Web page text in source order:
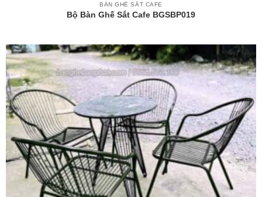
BÀN GHẾ SẮT CAFE
Bộ Bàn Ghế Sắt Cafe BGSBP019